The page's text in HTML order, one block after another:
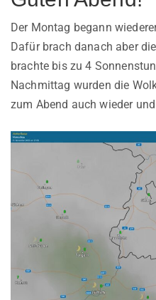
Der Montag begann
Dafür brach danach aber
brachte bis zu 4
Nachmittag wurden die
zum Abend auch wieder